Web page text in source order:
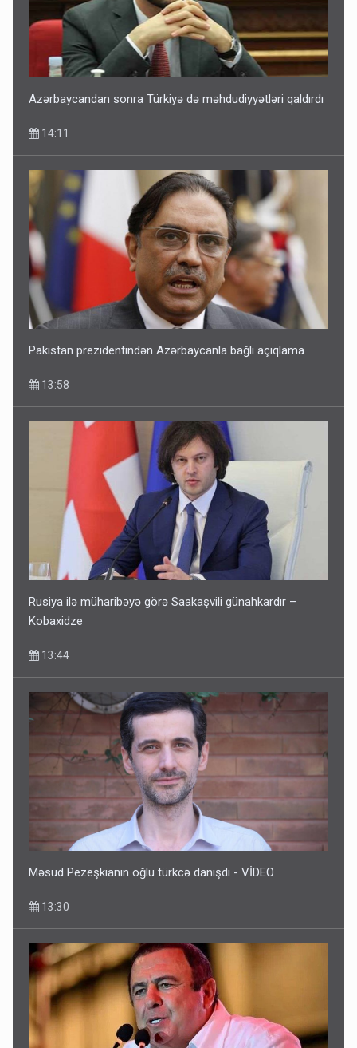
Pakistan prezidentindən Azərbaycanla bağlı açıqlama
13:58
Sənədsiz ev sahiblərinin nəzərinə: Çıxarış almaq üçün...
13:10
Keçmiş nazirin mənsub olduğu nəslin 6 min yaşı var?
12:56
Azərbaycandan sonra Türkiyə də məhdudiyyətləri qaldırdı
14:11
Pakistan prezidentindən Azərbaycanla bağlı açıqlama
13:58
Rusiya ilə müharibəyə görə Saakaşvili günahkardır –
Kobaxidze
13:44
Məsud Pezeşkianın oğlu türkcə danışdı - VİDEO
13:30